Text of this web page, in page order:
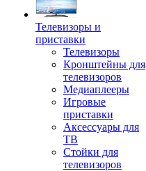
Телевизоры и
приставки
Телевизоры
Кронштейны для
телевизоров
Медиаплееры
Игровые
приставки
Аксессуары для
ТВ
Стойки для
телевизоров